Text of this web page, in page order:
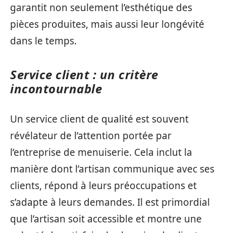
garantit non seulement l’esthétique des
pièces produites, mais aussi leur longévité
dans le temps.
Service client : un critère
incontournable
Un service client de qualité est souvent
révélateur de l’attention portée par
l’entreprise de menuiserie. Cela inclut la
manière dont l’artisan communique avec ses
clients, répond à leurs préoccupations et
s’adapte à leurs demandes. Il est primordial
que l’artisan soit accessible et montre une